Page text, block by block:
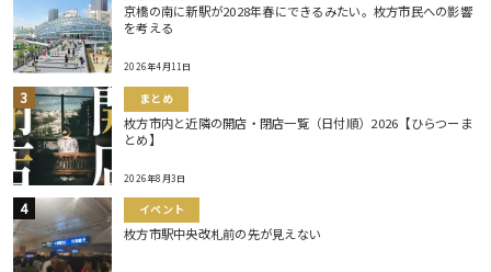
京橋の南に新駅が2028年春にできるみたい。枚方市民への影響
を考える
2026年4月11日
まとめ
枚方市内と近隣の開店・閉店一覧（日付順）2026【ひらつーま
とめ】
2026年8月3日
イベント
枚方市駅中央改札前の先が見えない